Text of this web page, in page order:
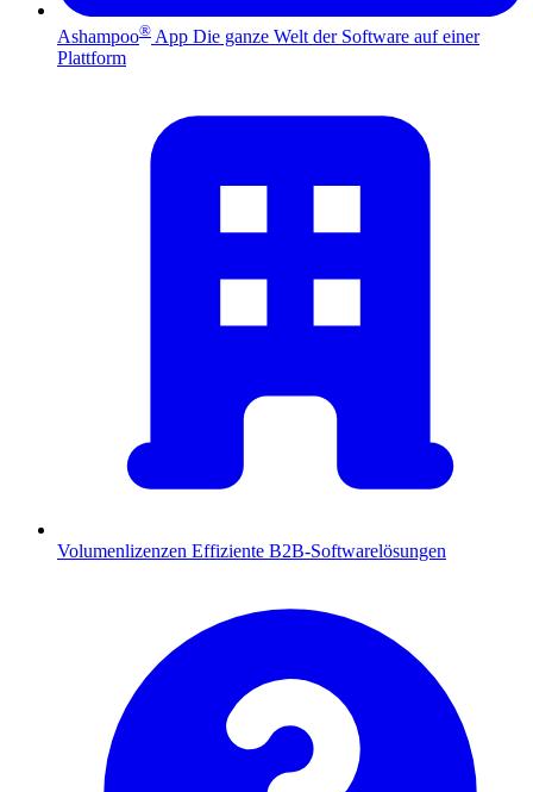
Ashampoo® App Die ganze Welt der Software auf einer
Plattform
Volumenlizenzen Effiziente B2B-Softwarelösungen